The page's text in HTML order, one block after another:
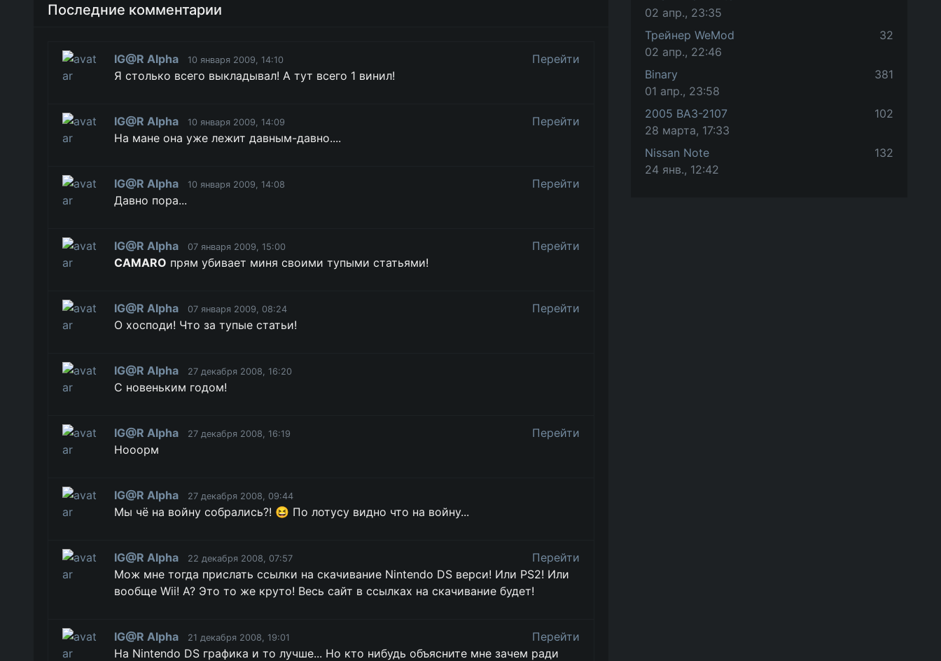
Последние комментарии
IG@R Alpha 10 января 2009, 14:10
Перейти
Я столько всего выкладывал! А тут всего 1 винил!
IG@R Alpha 10 января 2009, 14:09
Перейти
На мане она уже лежит давным-давно....
IG@R Alpha 10 января 2009, 14:08
Перейти
Давно пора...
IG@R Alpha 07 января 2009, 15:00
Перейти
CAMARO прям убивает миня своими тупыми статьями!
IG@R Alpha 07 января 2009, 08:24
Перейти
О хосподи! Что за тупые статьи!
IG@R Alpha 27 декабря 2008, 16:20
С новеньким годом!
IG@R Alpha 27 декабря 2008, 16:19
Перейти
Нооорм
IG@R Alpha 27 декабря 2008, 09:44
Мы чё на войну собрались?! 😆 По лотусу видно что на войну...
IG@R Alpha 22 декабря 2008, 07:57
Перейти
Мож мне тогда прислать ссылки на скачивание Nintendo DS верси! Или PS2! Или
вообще Wii! А? Это то же круто! Весь сайт в ссылках на скачивание будет!
IG@R Alpha 21 декабря 2008, 19:01
Перейти
На Nintendo DS графика и то лучше... Но кто нибудь объясните мне зачем ради
02 апр., 23:35
Трейнер WeMod
02 апр., 22:46
32
Binary
01 апр., 23:58
381
2005 ВАЗ-2107
28 марта, 17:33
102
Nissan Note
24 янв., 12:42
132